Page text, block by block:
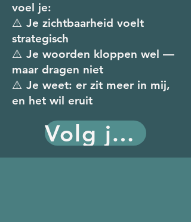
voel je:
⚠️ Je zichtbaarheid voelt
strategisch
⚠️ Je woorden kloppen wel —
maar dragen niet
⚠️ Je weet: er zit meer in mij,
en het wil eruit
Volg jouw vuur!